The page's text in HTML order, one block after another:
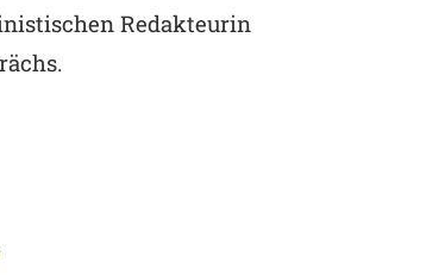
Redakteurin